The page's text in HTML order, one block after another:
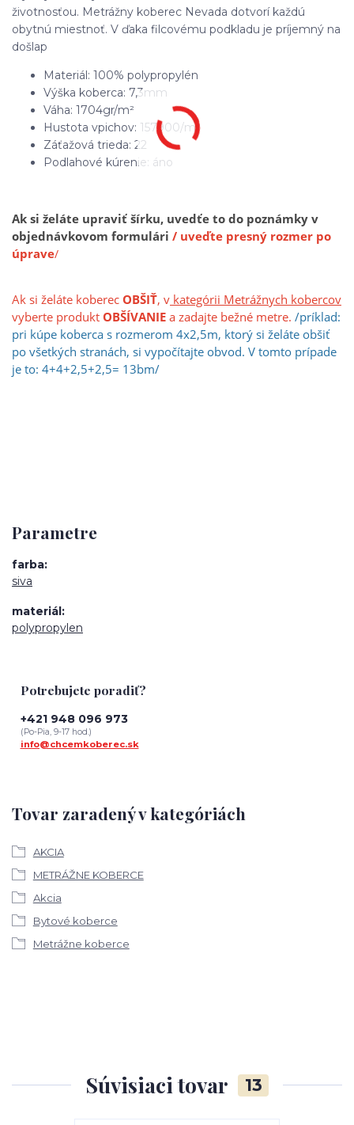
životnosťou. Metrážny koberec Nevada dotvorí každú
obytnú miestnoť. V ďaka filcovému podkladu je príjemný na
došlap
Materiál: 100% polypropylén
Výška koberca: 7,3mm
Váha: 1704gr/m²
Hustota vpichov: 157900/m²
Záťažová trieda: 22
Podlahové kúrenie: áno
Ak si želáte upraviť šírku, uvedťe to do poznámky v
objednávkovom formulári / uveďte presný rozmer po
úprave/
Ak si želáte koberec OBŠIŤ, v kategórii Metrážnych kobercov
vyberte produkt OBŠÍVANIEa zadajte bežné metre. /príklad:
pri kúpe koberca s rozmerom 4x2,5m, ktorý si želáte obšiť
po všetkých stranách, si vypočítajte obvod. V tomto prípade
je to: 4+4+2,5+2,5= 13bm/
Parametre
farba
siva
materiál
polypropylen
Tovar zaradený v kategóriách
AKCIA
METRÁŽNE KOBERCE
Akcia
Bytové koberce
Metrážne koberce
Potrebujete poradiť?
+421 948 096 973
(Po-Pia, 9-17 hod.)
info@chcemkoberec.sk
Súvisiaci tovar 13